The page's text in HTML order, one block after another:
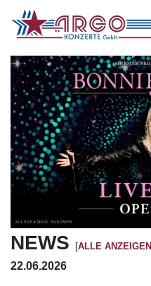
NEWS [ALLE ANZEIGEN
22.06.2026